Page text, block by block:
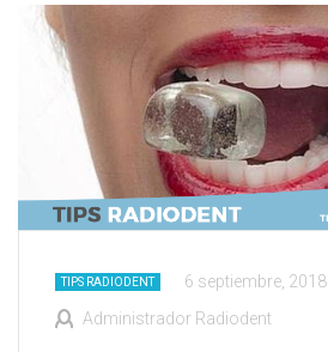
TIPS RADIODENT 6 septiembre, 2018
Administrador Radiodent